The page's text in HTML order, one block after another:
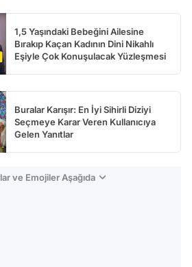
1,5 Yaşındaki Bebeğini Ailesine
Bırakıp Kaçan Kadının Dini Nikahlı
Eşiyle Çok Konuşulacak Yüzleşmesi
Buralar Karışır: En İyi Sihirli Diziyi
Seçmeye Karar Veren Kullanıcıya
Gelen Yanıtlar
ve Emojiler Aşağıda